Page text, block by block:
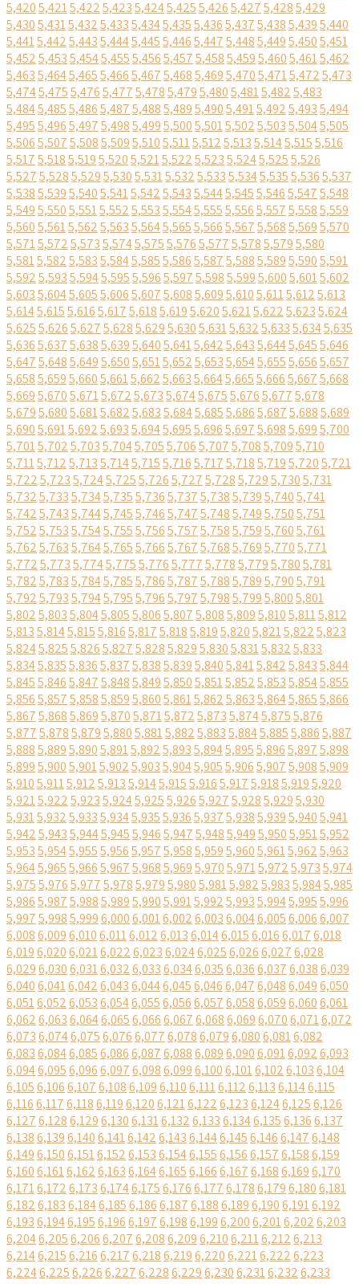
5,4205,4215,4225,4235,4245,4255,4265,4275,4285,429
5,4305,4315,4325,4335,4345,4355,4365,4375,4385,4395,440
5,4415,4425,4435,4445,4455,4465,4475,4485,4495,4505,451
5,4525,4535,4545,4555,4565,4575,4585,4595,4605,4615,462
5,4635,4645,4655,4665,4675,4685,4695,4705,4715,4725,473
5,4745,4755,4765,4775,4785,4795,4805,4815,4825,483
5,4845,4855,4865,4875,4885,4895,4905,4915,4925,4935,494
5,4955,4965,4975,4985,4995,5005,5015,5025,5035,5045,505
5,5065,5075,5085,5095,5105,5115,5125,5135,5145,5155,516
5,5175,5185,5195,5205,5215,5225,5235,5245,5255,526
5,5275,5285,5295,5305,5315,5325,5335,5345,5355,5365,537
5,5385,5395,5405,5415,5425,5435,5445,5455,5465,5475,548
5,5495,5505,5515,5525,5535,5545,5555,5565,5575,5585,559
5,5605,5615,5625,5635,5645,5655,5665,5675,5685,5695,570
5,5715,5725,5735,5745,5755,5765,5775,5785,5795,580
5,5815,5825,5835,5845,5855,5865,5875,5885,5895,5905,591
5,5925,5935,5945,5955,5965,5975,5985,5995,6005,6015,602
5,6035,6045,6055,6065,6075,6085,6095,6105,6115,6125,613
5,6145,6155,6165,6175,6185,6195,6205,6215,6225,6235,624
5,6255,6265,6275,6285,6295,6305,6315,6325,6335,6345,635
5,6365,6375,6385,6395,6405,6415,6425,6435,6445,6455,646
5,6475,6485,6495,6505,6515,6525,6535,6545,6555,6565,657
5,6585,6595,6605,6615,6625,6635,6645,6655,6665,6675,668
5,6695,6705,6715,6725,6735,6745,6755,6765,6775,678
5,6795,6805,6815,6825,6835,6845,6855,6865,6875,6885,689
5,6905,6915,6925,6935,6945,6955,6965,6975,6985,6995,700
5,7015,7025,7035,7045,7055,7065,7075,7085,7095,710
5,7115,7125,7135,7145,7155,7165,7175,7185,7195,7205,721
5,7225,7235,7245,7255,7265,7275,7285,7295,7305,731
5,7325,7335,7345,7355,7365,7375,7385,7395,7405,741
5,7425,7435,7445,7455,7465,7475,7485,7495,7505,751
5,7525,7535,7545,7555,7565,7575,7585,7595,7605,761
5,7625,7635,7645,7655,7665,7675,7685,7695,7705,771
5,7725,7735,7745,7755,7765,7775,7785,7795,7805,781
5,7825,7835,7845,7855,7865,7875,7885,7895,7905,791
5,7925,7935,7945,7955,7965,7975,7985,7995,8005,801
5,8025,8035,8045,8055,8065,8075,8085,8095,8105,8115,812
5,8135,8145,8155,8165,8175,8185,8195,8205,8215,8225,823
5,8245,8255,8265,8275,8285,8295,8305,8315,8325,833
5,8345,8355,8365,8375,8385,8395,8405,8415,8425,8435,844
5,8455,8465,8475,8485,8495,8505,8515,8525,8535,8545,855
5,8565,8575,8585,8595,8605,8615,8625,8635,8645,8655,866
5,8675,8685,8695,8705,8715,8725,8735,8745,8755,876
5,8775,8785,8795,8805,8815,8825,8835,8845,8855,8865,887
5,8885,8895,8905,8915,8925,8935,8945,8955,8965,8975,898
5,8995,9005,9015,9025,9035,9045,9055,9065,9075,9085,909
5,9105,9115,9125,9135,9145,9155,9165,9175,9185,9195,920
5,9215,9225,9235,9245,9255,9265,9275,9285,9295,930
5,9315,9325,9335,9345,9355,9365,9375,9385,9395,9405,941
5,9425,9435,9445,9455,9465,9475,9485,9495,9505,9515,952
5,9535,9545,9555,9565,9575,9585,9595,9605,9615,9625,963
5,9645,9655,9665,9675,9685,9695,9705,9715,9725,9735,974
5,9755,9765,9775,9785,9795,9805,9815,9825,9835,9845,985
5,9865,9875,9885,9895,9905,9915,9925,9935,9945,9955,996
5,9975,9985,9996,0006,0016,0026,0036,0046,0056,0066,007
6,0086,0096,0106,0116,0126,0136,0146,0156,0166,0176,018
6,0196,0206,0216,0226,0236,0246,0256,0266,0276,028
6,0296,0306,0316,0326,0336,0346,0356,0366,0376,0386,039
6,0406,0416,0426,0436,0446,0456,0466,0476,0486,0496,050
6,0516,0526,0536,0546,0556,0566,0576,0586,0596,0606,061
6,0626,0636,0646,0656,0666,0676,0686,0696,0706,0716,072
6,0736,0746,0756,0766,0776,0786,0796,0806,0816,082
6,0836,0846,0856,0866,0876,0886,0896,0906,0916,0926,093
6,0946,0956,0966,0976,0986,0996,1006,1016,1026,1036,104
6,1056,1066,1076,1086,1096,1106,1116,1126,1136,1146,115
6,1166,1176,1186,1196,1206,1216,1226,1236,1246,1256,126
6,1276,1286,1296,1306,1316,1326,1336,1346,1356,1366,137
6,1386,1396,1406,1416,1426,1436,1446,1456,1466,1476,148
6,1496,1506,1516,1526,1536,1546,1556,1566,1576,1586,159
6,1606,1616,1626,1636,1646,1656,1666,1676,1686,1696,170
6,1716,1726,1736,1746,1756,1766,1776,1786,1796,1806,181
6,1826,1836,1846,1856,1866,1876,1886,1896,1906,1916,192
6,1936,1946,1956,1966,1976,1986,1996,2006,2016,2026,203
6,2046,2056,2066,2076,2086,2096,2106,2116,2126,213
6,2146,2156,2166,2176,2186,2196,2206,2216,2226,223
6,2246,2256,2266,2276,2286,2296,2306,2316,2326,233